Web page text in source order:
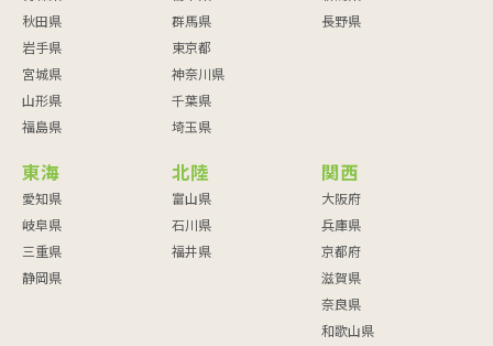
秋田県
岩手県
宮城県
山形県
福島県
群馬県
東京都
神奈川県
千葉県
埼玉県
長野県
東海
愛知県
岐阜県
三重県
静岡県
北陸
富山県
石川県
福井県
関西
大阪府
兵庫県
京都府
滋賀県
奈良県
和歌山県